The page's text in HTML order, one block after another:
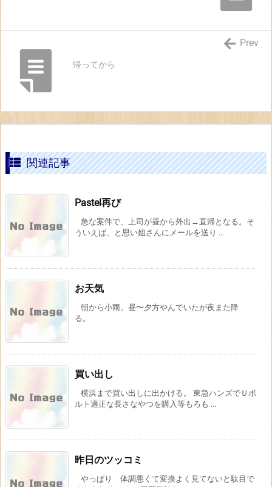
帰ってから
Prev
関連記事
Pastel再び
急な案件で、上司が昼から外出→直帰となる。そ
ういえば、と思い姐さんにメールを送り ...
お天気
朝から小雨。昼〜夕方やんでいたが夜また降
る。
買い出し
横浜まで買い出しに出かける。 東急ハンズでＵボ
ルト適正な長さなやつを購入等もろも ...
昨日のツッコミ
やっぱり 体調悪くて変換よく見てないと駄目で